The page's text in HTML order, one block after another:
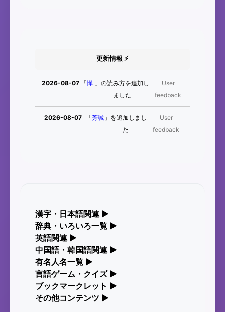
更新情報 ⚡
2026-08-07 「憚 」の読み方を追加し
ました
User
feedback
2026-08-07 「芳誠 」を追加しまし
た
User
feedback
2026-08-06 「啗
」のイメージを追加し
2026-08-
06
「元旦
」のイメージを追加
2026-08-06「矛
」のイメージを追加し
漢字・日本語関連 ▶
漢字の読み方検索、手書き入力、書き順練習な
ど、日本語学習に役立つツールを集めています。
人名漢字辞典 - 読み方検索
手書き漢字入力
漢字の書き方・書き順 書き取り練習帳
辞典・いろいろ一覧 ▶
部首・画数別の漢字一覧、熟語辞典、地名・駅名
検索など、各種リファレンスツールです。
部首画数別漢字一覧
常用漢字一覧
英語関連 ▶
カタカナ語・略語の意味検索、発音記号、リスニ
ング練習など英語学習ツールです。
カタカナ語の意味・発音・類語辞典
英語の発音記号一覧
中国語・韓国語関連 ▶
中国語のピンイン変換、韓国語の手書き入力な
ど、アジア言語学習ツールです。
手書き中国語入力 変換ツール
有名人名一覧 ▶
海外セレブやスポーツ選手の名前の読み方・発音
を確認できます。
海外有名人の苗字・名前一覧と発音 🔊
言語ゲーム・クイズ ▶
四字熟語パズルや漢字クイズなど、楽しみながら
学べるゲームです。
ブックマークレット ▶
ブラウザに登録して、どのサイトからでも漢字や
その他コンテンツ ▶